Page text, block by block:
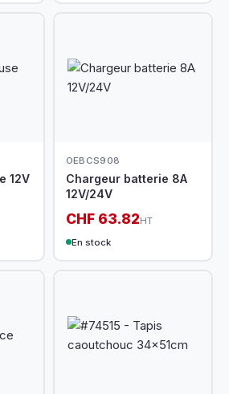
12V
OEBCS908
Chargeur batterie 8A
12V/24V
CHF 63.82HT
En stock